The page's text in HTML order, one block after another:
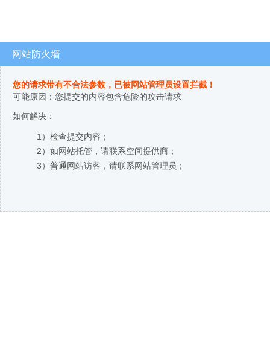
网站防火墙
您的请求带有不合法参数，已被网站管理员设置拦截！
可能原因：您提交的内容包含危险的攻击请求
如何解决：
1）检查提交内容；
2）如网站托管，请联系空间提供商；
3）普通网站访客，请联系网站管理员；